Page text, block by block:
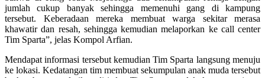
jumlah cukup banyak sehingga memenuhi gang di kampung
tersebut. Keberadaan mereka membuat warga sekitar merasa
khawatir dan resah, sehingga kemudian melaporkan ke call center
Tim Sparta”, jelas Kompol Arfian.
Mendapat informasi tersebut kemudian Tim Sparta langsung menuju
ke lokasi. Kedatangan tim membuat sekumpulan anak muda tersebut